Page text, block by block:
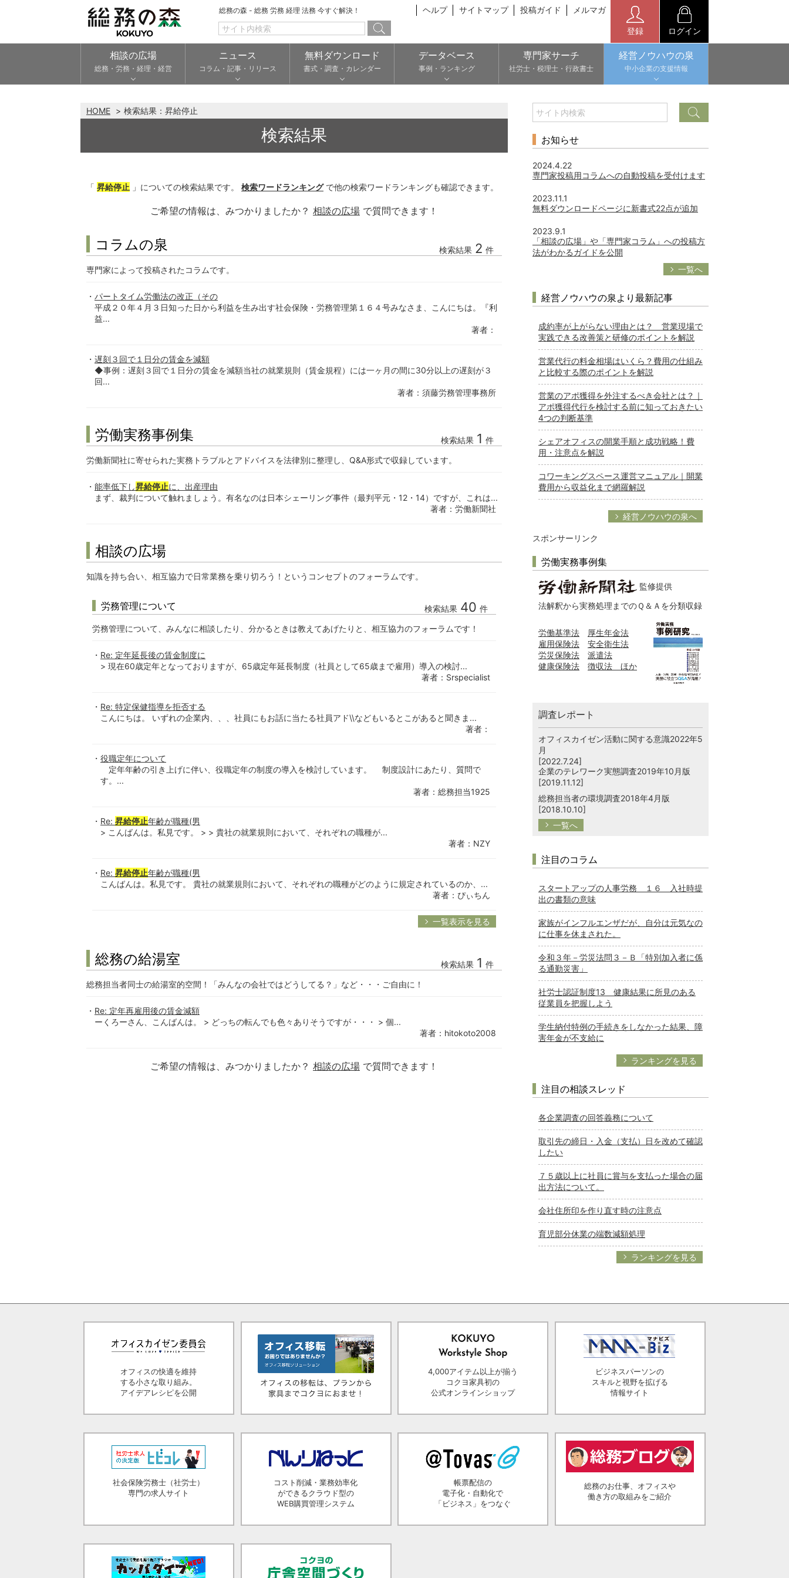
総務の森 - 総務 労務 経理 法務 今すぐ解決！ ヘルプ サイトマップ 投稿ガイド メルマガ
登録 ログイン
相談の広場
総務・労務・経理・経営
ニュース
コラム・記事・リリース
無料ダウンロード
書式・調査・カレンダー
データベース
事例・ランキング
専門家サーチ
社労士・税理士・行政書士
経営ノウハウの泉
中小企業の支援情報
HOME 検索結果： 昇給停止
検索結果
「 昇給停止 」についての検索結果です。 検索ワードランキングで他の検索ワードランキングも確認できます。
ご希望の情報は、みつかりましたか？ 相談の広場 で質問できます！
コラムの泉 検索結果 2 件
専門家によって投稿されたコラムです。
パートタイム労働法の改正（その
平成２０年４月３日知った日から利益を生み出す社会保険・労務管理第１６４号みなさま、こんにちは。『利
益...
著者：
遅刻３回で１日分の賃金を減額
◆事例：遅刻３回で１日分の賃金を減額当社の就業規則（賃金規程）には一ヶ月の間に30分以上の遅刻が３
回...
著者：須藤労務管理事務所
労働実務事例集 検索結果 1 件
労働新聞社に寄せられた実務トラブルとアドバイスを法律別に整理し、Q&A形式で収録しています。
能率低下し昇給停止に、出産理由
まず、裁判について触れましょう。有名なのは日本シェーリング事件（最判平元・12・14）ですが、これは...
著者：労働新聞社
相談の広場
知識を持ち合い、相互協力で日常業務を乗り切ろう！というコンセプトのフォーラムです。
労務管理について 検索結果 40 件
労務管理について、みんなに相談したり、分かるときは教えてあげたりと、相互協力のフォーラムです！
Re: 定年延長後の賃金制度に
> 現在60歳定年となっておりますが、65歳定年延長制度（社員として65歳まで雇用）導入の検討...
著者：Srspecialist
Re: 特定保健指導を拒否する
こんにちは。 いずれの企業内、、、社員にもお話に当たる社員アド\\などもいるとこがあると聞きま...
著者：
役職定年について
定年年齢の引き上げに伴い、役職定年の制度の導入を検討しています。 制度設計にあたり、質問で
す。...
著者：総務担当1925
Re: 昇給停止年齢が職種(男
> こんばんは。私見です。 > > 貴社の就業規則において、それぞれの職種が...
著者：NZY
Re: 昇給停止年齢が職種(男
こんばんは。私見です。 貴社の就業規則において、それぞれの職種がどのように規定されているのか、...
著者：ぴぃちん
一覧表示を見る
総務の給湯室 検索結果 1 件
総務担当者同士の給湯室的空間！「みんなの会社ではどうしてる？」など・・・ご自由に！
Re: 定年再雇用後の賃金減額
ーくろーさん、こんばんは。 > どっちの転んでも色々ありそうですが・・・ > 個...
著者：hitokoto2008
ご希望の情報は、みつかりましたか？ 相談の広場 で質問できます！
お知らせ
2024.4.22
専門家投稿用コラムへの自動投稿を受付けます
2023.11.1
無料ダウンロードページに新書式22点が追加
2023.9.1
「相談の広場」や「専門家コラム」への投稿方
法がわかるガイドを公開
一覧へ
経営ノウハウの泉より最新記事
成約率が上がらない理由とは？ 営業現場で
実践できる改善策と研修のポイントを解説
営業代行の料金相場はいくら？費用の仕組み
と比較する際のポイントを解説
営業のアポ獲得を外注するべき会社とは？｜
アポ獲得代行を検討する前に知っておきたい
4つの判断基準
シェアオフィスの開業手順と成功戦略！費
用・注意点を解説
コワーキングスペース運営マニュアル｜開業
費用から収益化まで網羅解説
経営ノウハウの泉へ
スポンサーリンク
労働実務事例集
監修提供
法解釈から実務処理までのＱ＆Ａを分類収録
労働基準法
厚生年金法
雇用保険法
安全衛生法
労災保険法
派遣法
健康保険法
徴収法 ほか
調査レポート
オフィスカイゼン活動に関する意識2022年5
月
[2022.7.24]
企業のテレワーク実態調査2019年10月版
[2019.11.12]
総務担当者の環境調査2018年4月版
[2018.10.10]
一覧へ
注目のコラム
スタートアップの人事労務 １６ 入社時提
出の書類の意味
家族がインフルエンザだが、自分は元気なの
に仕事を休まされた。
令和３年－労災法問３－Ｂ「特別加入者に係
る通勤災害」
社労士認証制度13 健康結果に所見のある
従業員を把握しよう
学生納付特例の手続きをしなかった結果、障
害年金が不支給に
ランキングを見る
注目の相談スレッド
各企業調査の回答義務について
取引先の締日・入金（支払）日を改めて確認
したい
７５歳以上に社員に賞与を支払った場合の届
出方法について。
会社住所印を作り直す時の注意点
育児部分休業の端数減額処理
ランキングを見る
オフィスの快適を維持
する小さな取り組み。
アイデアレシピを公開
4,000アイテム以上が揃う
コクヨ家具初の
公式オンラインショップ
ビジネスパーソンの
スキルと視野を拡げる
情報サイト
社会保険労務士（社労士）
専門の求人サイト
コスト削減・業務効率化
ができるクラウド型の
WEB購買管理システム
帳票配信の
電子化・自動化で
「ビジネス」をつなぐ
総務のお仕事、オフィスや
働き方の取組みをご紹介